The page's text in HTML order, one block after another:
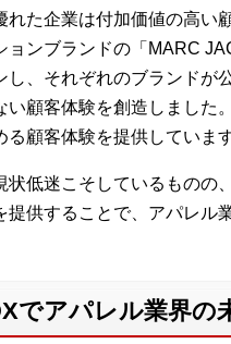
れた企業は付加価値の高い
ョンブランドの「MARC
し、それぞれのブランドが
い顧客体験を創造しまし
顧客体験を提供しています
状低迷こそしているものの
提供することで、アパレル
でアパレル業界の